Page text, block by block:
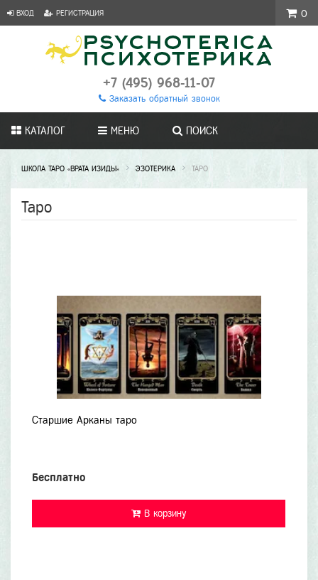
ВХОД РЕГИСТРАЦИЯ
+7 (495) 968-11-07
Заказать обратный звонок
КАТАЛОГ МЕНЮ ПОИСК
ШКОЛА ТАРО «ВРАТА ИЗИДЫ» ЭЗОТЕРИКА ТАРО
Таро
Старшие Арканы таро
Бесплатно
В корзину
0